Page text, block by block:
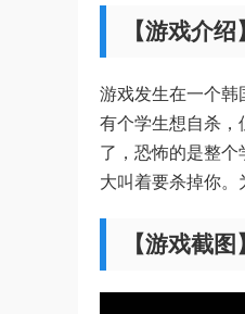
【游戏介绍】
游戏发生在一个
有个学生想自杀
了，恐怖的是整
大叫着要杀掉你。
【游戏截图】